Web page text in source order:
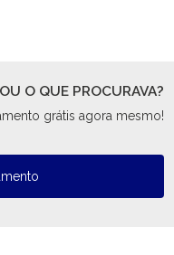
O QUE PROCURAVA?
grátis agora mesmo!